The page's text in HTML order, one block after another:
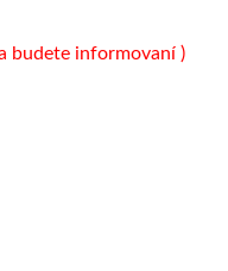
budete informovaní )